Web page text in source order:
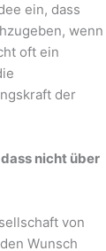
ein, dass
wenn
oft ein
der
nicht über
von
Wunsch